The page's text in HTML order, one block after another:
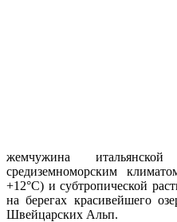
жемчужина
средиземноморским
+12°С) и субтропической
на берегах красивейшего
Швейцарских Альп.